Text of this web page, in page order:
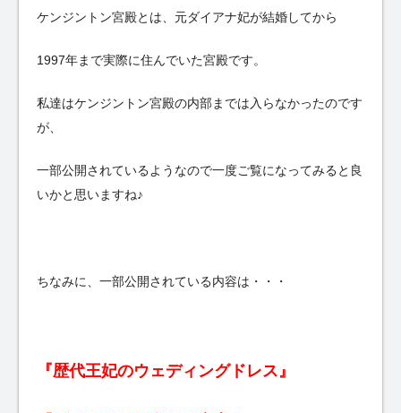
ケンジントン宮殿とは、元ダイアナ妃が結婚してから
1997年まで実際に住んでいた宮殿です。
私達はケンジントン宮殿の内部までは入らなかったのです
が、
一部公開されているようなので一度ご覧になってみると良
いかと思いますね♪
ちなみに、一部公開されている内容は・・・
『歴代王妃のウェディングドレス』